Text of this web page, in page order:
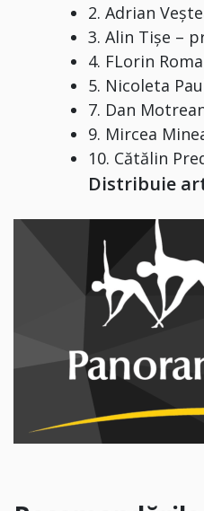
2. Adrian
3. Alin Tişe –
4. FLorin
5. Nicoleta
7. Dan
9. Mircea
10. Cătălin
Distribuie